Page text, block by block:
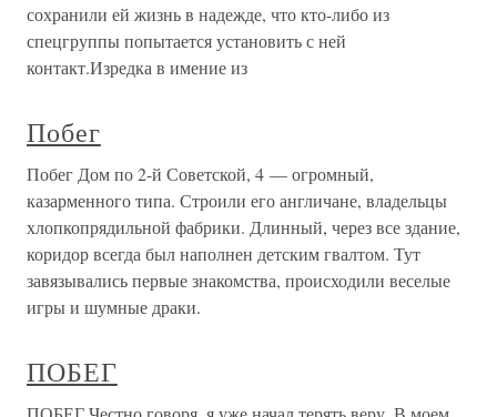
сохранили ей жизнь в надежде, что кто-либо из
спецгруппы попытается установить с ней
контакт.Изредка в имение из
Побег
Побег Дом по 2-й Советской, 4 — огромный,
казарменного типа. Строили его англичане, владельцы
хлопкопрядильной фабрики. Длинный, через все здание,
коридор всегда был наполнен детским гвалтом. Тут
завязывались первые знакомства, происходили веселые
игры и шумные драки.
ПОБЕГ